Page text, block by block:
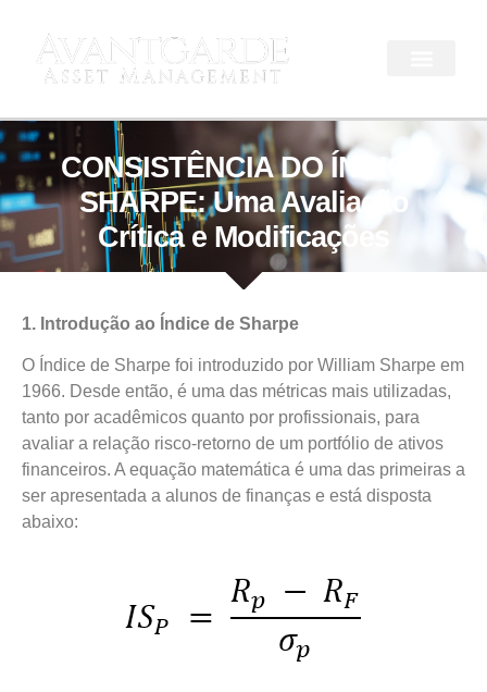
CONSISTÊNCIA DO ÍNDICE
SHARPE: Uma Avaliação
Crítica e Modificações
1. Introdução ao Índice de Sharpe
O Índice de Sharpe foi introduzido por William Sharpe em
1966. Desde então, é uma das métricas mais utilizadas,
tanto por acadêmicos quanto por profissionais, para
avaliar a relação risco-retorno de um portfólio de ativos
financeiros. A equação matemática é uma das primeiras a
ser apresentada a alunos de finanças e está disposta
abaixo: